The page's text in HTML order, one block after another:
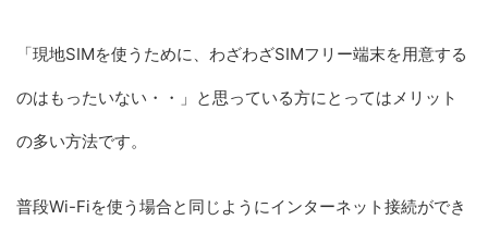
「現地SIMを使うために、わざわざSIMフリー端末を用意する
のはもったいない・・」と思っている方にとってはメリット
の多い方法です。
普段Wi-Fiを使う場合と同じようにインターネット接続ができ